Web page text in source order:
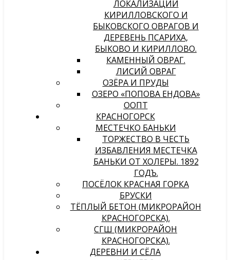
ЛОКАЛИЗАЦИИ
КИРИЛЛОВСКОГО И
БЫКОВСКОГО ОВРАГОВ И
ДЕРЕВЕНЬ ПСАРИХА,
БЫКОВО И КИРИЛЛОВО.
КАМЕННЫЙ ОВРАГ.
ЛИСИЙ ОВРАГ
ОЗЁРА И ПРУДЫ
ОЗЕРО «ПОПОВА ЕНДОВА»
ООПТ
КРАСНОГОРСК
МЕСТЕЧКО БАНЬКИ
ТОРЖЕСТВО В ЧЕСТЬ
ИЗБАВЛЕНИЯ МЕСТЕЧКА
БАНЬКИ ОТ ХОЛЕРЫ. 1892
ГОДЪ.
ПОСЁЛОК КРАСНАЯ ГОРКА
БРУСКИ
ТЁПЛЫЙ БЕТОН (МИКРОРАЙОН
КРАСНОГОРСКА).
СГШ (МИКРОРАЙОН
КРАСНОГОРСКА).
ДЕРЕВНИ И СЁЛА